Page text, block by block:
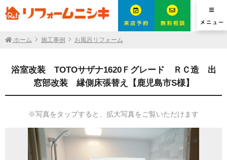
ホーム 施工事例 お風呂リフォーム
浴室改装 TOTOサザナ1620Ｆグレード ＲＣ造 出
窓部改装 縁側床張替え【鹿児島市S様】
※写真をタップすると、拡大写真をご覧いただけます